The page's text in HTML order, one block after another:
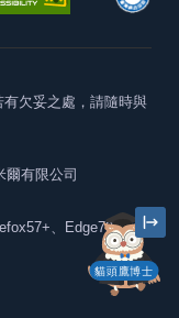
貓頭鷹博士
有欠妥之處，請隨時與
爾有限公司
、Edge79+及